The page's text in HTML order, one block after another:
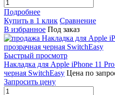
Подробнее
Купить в 1 клик Сравнение
В избранное Под заказ
Быстрый просмотр
Накладка для Apple iPhone 11
черная SwitchEasy Цена по
Запросить цену